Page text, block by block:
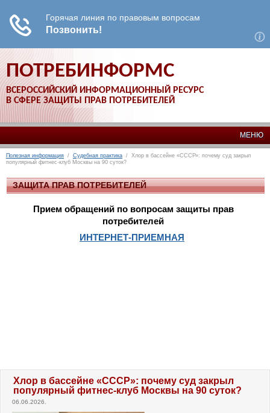
ПОТРЕБИНФОРМС
ВСЕРОССИЙСКИЙ ИНФОРМАЦИОННЫЙ РЕСУРС
В СФЕРЕ ЗАЩИТЫ ПРАВ ПОТРЕБИТЕЛЕЙ
МЕНЮ
Полезная информация / Судебная практика / Хлор в бассейне «СССР»: почему суд закрыл
популярный фитнес-клуб Москвы на 90 суток?
ЗАЩИТА ПРАВ ПОТРЕБИТЕЛЕЙ
Прием обращений по вопросам защиты прав
потребителей
ИНТЕРНЕТ-ПРИЕМНАЯ
Хлор в бассейне «СССР»: почему суд закрыл
популярный фитнес-клуб Москвы на 90 суток?
06.06.2026.